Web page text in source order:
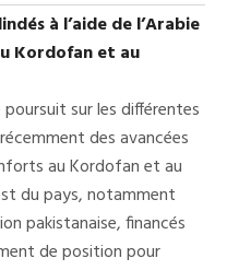
à l’aide de l’Arabie
Kordofan et au
sur les différentes
des avancées
au Kordofan et au
du pays, notamment
pakistanaise, financés
de position pour